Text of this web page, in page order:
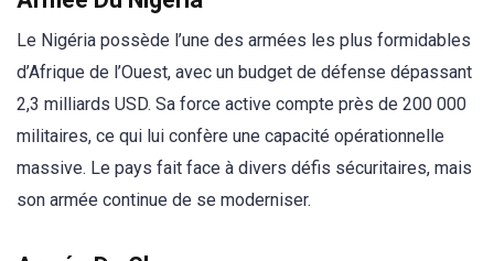
Le Nigéria possède l’une des armées les plus formidables
d’Afrique de l’Ouest, avec un budget de défense dépassant
2,3 milliards USD. Sa force active compte près de 200 000
militaires, ce qui lui confère une capacité opérationnelle
massive. Le pays fait face à divers défis sécuritaires, mais
son armée continue de se moderniser.